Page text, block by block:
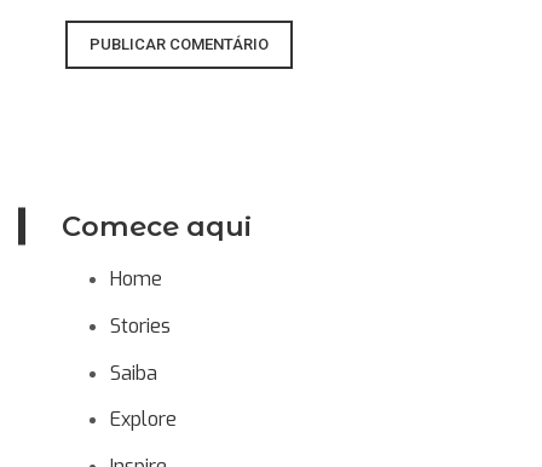
Comece aqui
Home
Stories
Saiba
Explore